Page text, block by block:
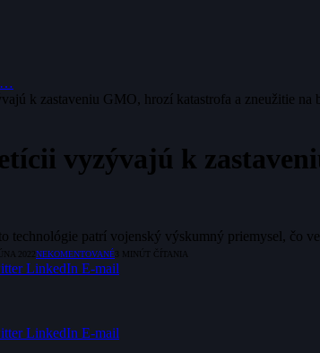
k zastaveniu GMO, hrozí katastrofa a zneužitie na
vyzývajú k
technológie patrí vojenský výskumný priemysel, čo
2022 NEKOMENTOVANÉ 3 MINÚT ČÍTANIA
LinkedIn E-mail
LinkedIn E-mail